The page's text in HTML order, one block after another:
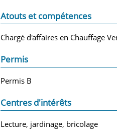
Atouts et compétences
Chargé d'affaires en Chauffage
Permis
Permis B
Centres d'intérêts
Lecture, jardinage, bricolage